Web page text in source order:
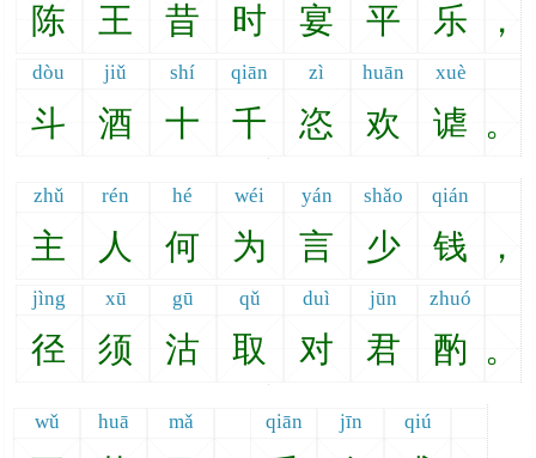
陈 王 昔 时 宴 平 乐 ，
dòu jiǔ shí qiān zì huān xuè
斗 酒 十 千 恣 欢 谑 。
zhǔ rén hé wéi yán shǎo qián
主 人 何 为 言 少 钱 ，
jìng xū gū qǔ duì jūn zhuó
径 须 沽 取 对 君 酌 。
wǔ huā mǎ qiān jīn qiú